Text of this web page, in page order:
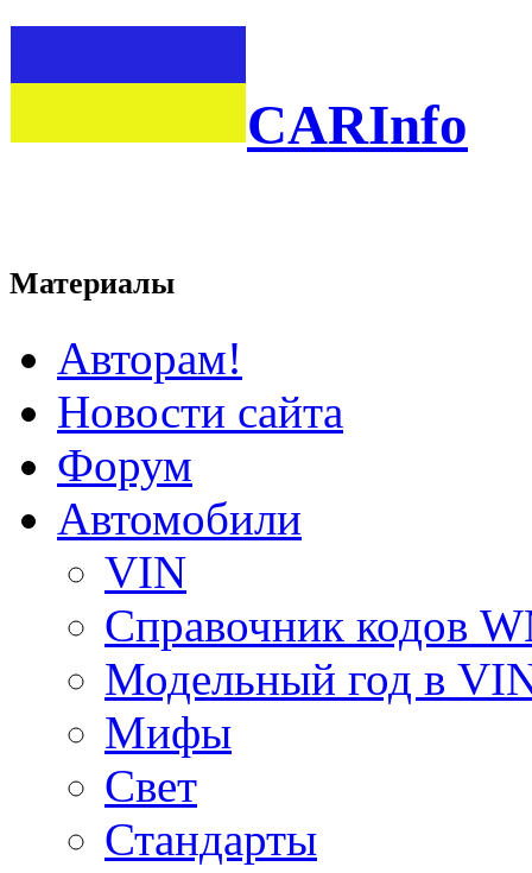
CARInfo
Материалы
Авторам!
Новости сайта
Форум
Автомобили
VIN
Справочник кодов
Модельный год в
Мифы
Свет
Стандарты